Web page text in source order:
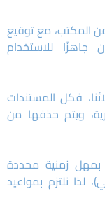
المكتب، مع توقيع
جاهزًا للاستخدام
فكل المستندات
ويتم حذفها من
بمهل زمنية محددة
لذا نلتزم بمواعيد